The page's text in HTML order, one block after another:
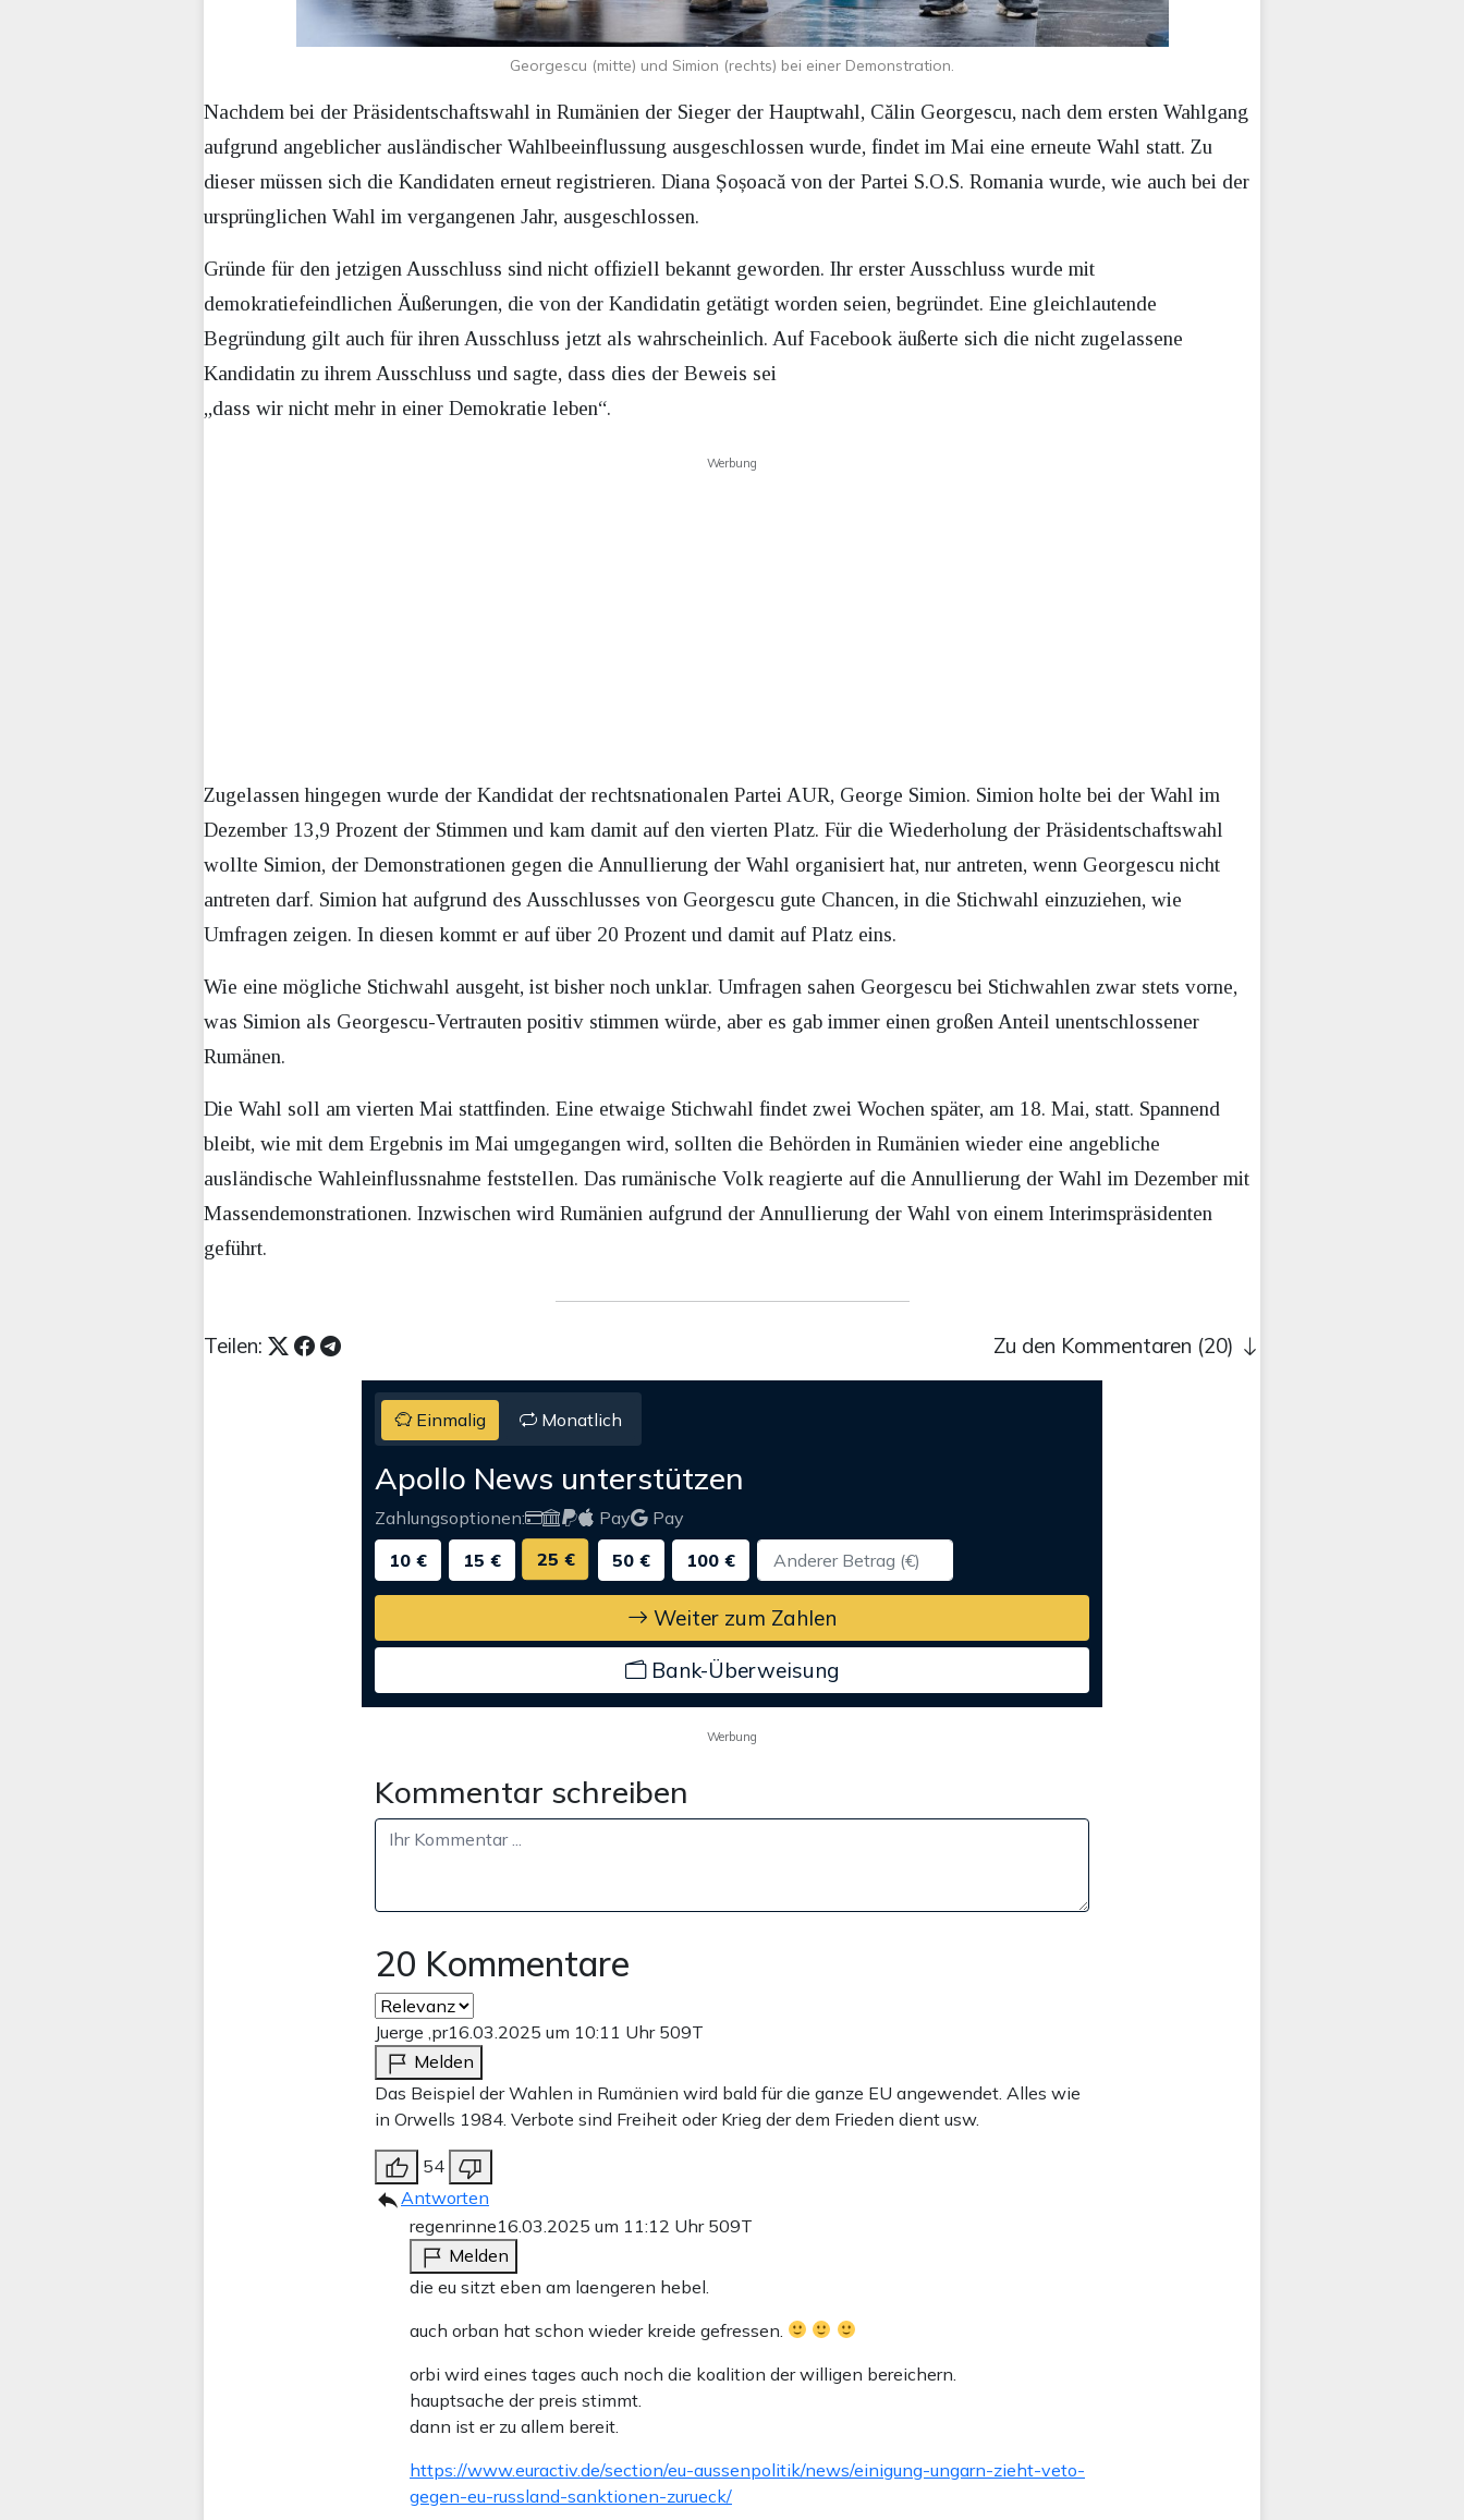
Georgescu (mitte) und Simion (rechts) bei einer Demonstration.
Nachdem bei der Präsidentschaftswahl in Rumänien der Sieger der Hauptwahl, Călin Georgescu, nach dem ersten Wahlgang
aufgrund angeblicher ausländischer Wahlbeeinflussung ausgeschlossen wurde, findet im Mai eine erneute Wahl statt. Zu
dieser müssen sich die Kandidaten erneut registrieren. Diana Șoșoacă von der Partei S.O.S. Romania wurde, wie auch bei der
ursprünglichen Wahl im vergangenen Jahr, ausgeschlossen.
Gründe für den jetzigen Ausschluss sind nicht offiziell bekannt geworden. Ihr erster Ausschluss wurde mit
demokratiefeindlichen Äußerungen, die von der Kandidatin getätigt worden seien, begründet. Eine gleichlautende
Begründung gilt auch für ihren Ausschluss jetzt als wahrscheinlich. Auf Facebook äußerte sich die nicht zugelassene
Kandidatin zu ihrem Ausschluss und sagte, dass dies der Beweis sei
„dass wir nicht mehr in einer Demokratie leben“.
Werbung
Zugelassen hingegen wurde der Kandidat der rechtsnationalen Partei AUR, George Simion. Simion holte bei der Wahl im
Dezember 13,9 Prozent der Stimmen und kam damit auf den vierten Platz. Für die Wiederholung der Präsidentschaftswahl
wollte Simion, der Demonstrationen gegen die Annullierung der Wahl organisiert hat, nur antreten, wenn Georgescu nicht
antreten darf. Simion hat aufgrund des Ausschlusses von Georgescu gute Chancen, in die Stichwahl einzuziehen, wie
Umfragen zeigen. In diesen kommt er auf über 20 Prozent und damit auf Platz eins.
Wie eine mögliche Stichwahl ausgeht, ist bisher noch unklar. Umfragen sahen Georgescu bei Stichwahlen zwar stets vorne,
was Simion als Georgescu-Vertrauten positiv stimmen würde, aber es gab immer einen großen Anteil unentschlossener
Rumänen.
Die Wahl soll am vierten Mai stattfinden. Eine etwaige Stichwahl findet zwei Wochen später, am 18. Mai, statt. Spannend
bleibt, wie mit dem Ergebnis im Mai umgegangen wird, sollten die Behörden in Rumänien wieder eine angebliche
ausländische Wahleinflussnahme feststellen. Das rumänische Volk reagierte auf die Annullierung der Wahl im Dezember mit
Massendemonstrationen. Inzwischen wird Rumänien aufgrund der Annullierung der Wahl von einem Interimspräsidenten
geführt.
Teilen: Zu den Kommentaren (20)
Einmalig Monatlich
Apollo News unterstützen
Zahlungsoptionen: Pay
Pay
10 €
15 € 25 € 50 € 100 €
Weiter zum Zahlen
Bank-Überweisung
Werbung
Kommentar schreiben
20 Kommentare
Juerge ,pr16.03.2025 um 10:11 Uhr 509T
Melden
Das Beispiel der Wahlen in Rumänien wird bald für die ganze EU angewendet. Alles wie
in Orwells 1984. Verbote sind Freiheit oder Krieg der dem Frieden dient usw.
54
Antworten
regenrinne16.03.2025 um 11:12 Uhr 509T
Melden
die eu sitzt eben am laengeren hebel.
auch orban hat schon wieder kreide gefressen.
orbi wird eines tages auch noch die koalition der willigen bereichern.
hauptsache der preis stimmt.
dann ist er zu allem bereit.
https://www.euractiv.de/section/eu-aussenpolitik/news/einigung-ungarn-zieht-veto-
gegen-eu-russland-sanktionen-zurueck/